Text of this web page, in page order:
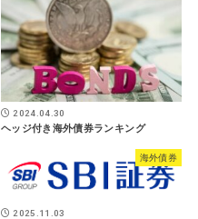
2024.04.30
ヘッジ付き海外債券ランキング
海外債券
2025.11.03